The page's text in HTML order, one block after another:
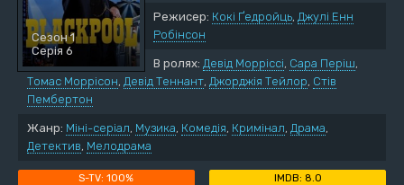
Сезон 1
Серія 6
Режисер: Кокі Ґедройць, Джулі Енн
Робінсон
В ролях: Девід Морріссі, Сара Періш,
Томас Моррісон, Девід Теннант, Джорджія Тейлор, Стів
Пембертон
Жанр: Міні-серіал, Музика, Комедія, Кримінал, Драма,
Детектив, Мелодрама
100% 8.0